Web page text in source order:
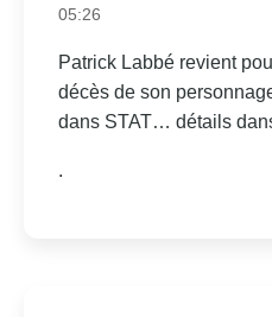
05:26
Patrick Labbé revient
décès de son
dans STAT… détails
.